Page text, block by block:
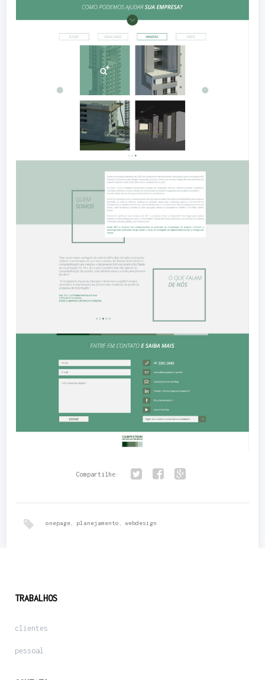
Compartilhe:
onepage planejamento webdesign
TRABALHOS
clientes
pessoal